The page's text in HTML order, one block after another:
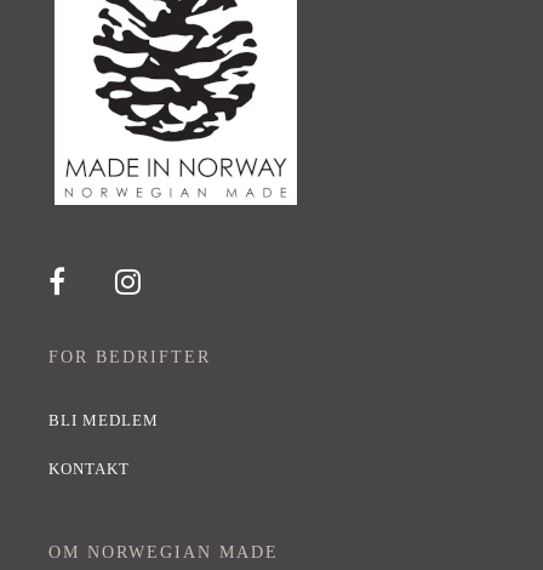
FOR BEDRIFTER
BLI MEDLEM
KONTAKT
OM NORWEGIAN MADE